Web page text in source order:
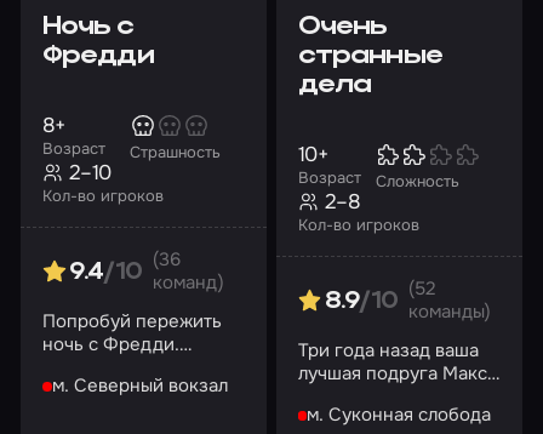
Ночь с
Фредди
Возраст
8+
Страшность
Кол-во игроков
2–10
9.4/10
(36
команд)
Попробуй пережить
ночь с Фредди.
будет!
м. Северный вокзал
Очень
странные
дела
Возраст
10+
Сложность
Кол-во игроков
2–8
8.9/10
(52
команды)
Три года назад ваша
лучшая подруга Макс
исчезла
м. Суконная слобода